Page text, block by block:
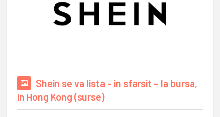
Shein se va lista – in sfarsit – la bursa,
in Hong Kong (surse)